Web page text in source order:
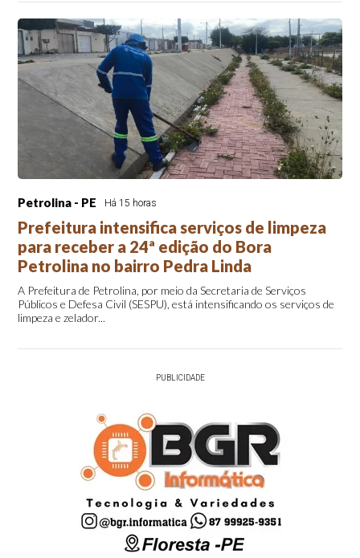
Petrolina - PE Há 15 horas
Prefeitura intensifica serviços de limpeza
para receber a 24ª edição do Bora
Petrolina no bairro Pedra Linda
A Prefeitura de Petrolina, por meio da Secretaria de Serviços
Públicos e Defesa Civil (SESPU), está intensificando os serviços de
limpeza e zelador...
PUBLICIDADE